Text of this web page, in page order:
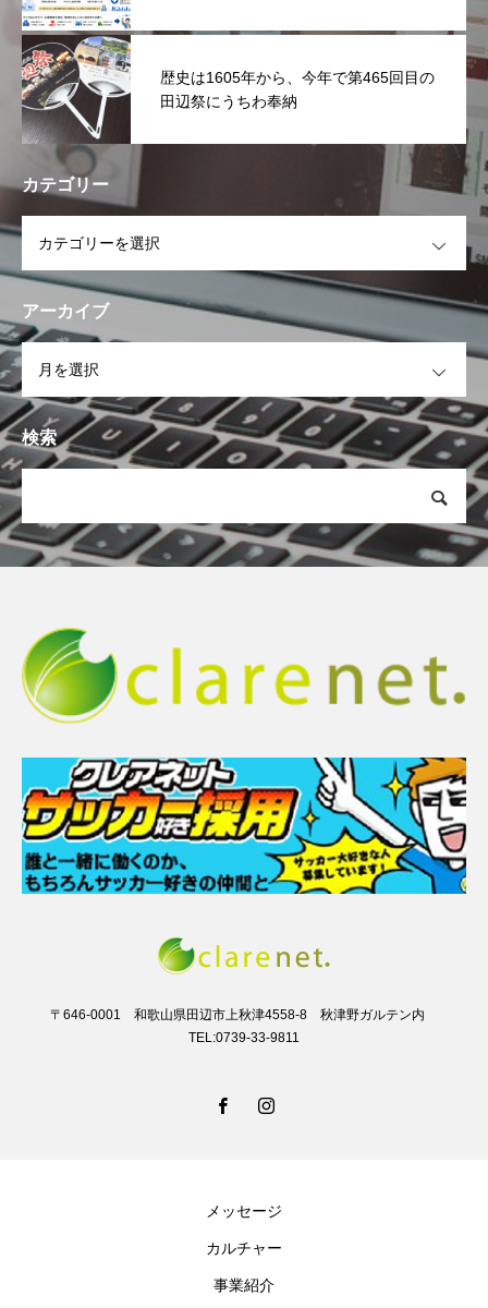
歴史は1605年から、今年で第465回目の
田辺祭にうちわ奉納
カテゴリー
アーカイブ
検索
〒646-0001 和歌山県田辺市上秋津4558-8 秋津野ガルテン内
TEL:0739-33-9811
メッセージ
カルチャー
事業紹介